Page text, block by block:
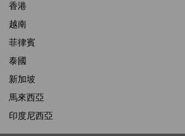
香港
越南
菲律賓
泰國
新加坡
馬來西亞
印度尼西亞